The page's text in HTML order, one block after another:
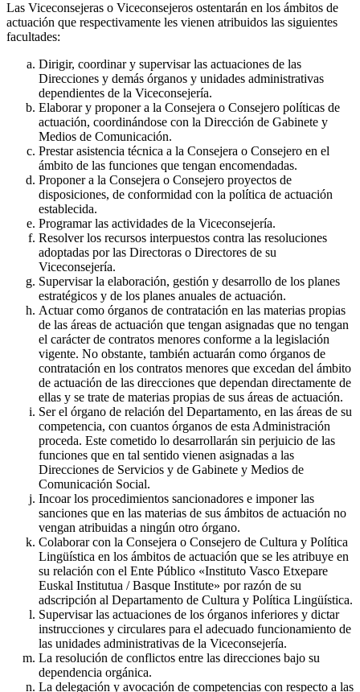
Las Viceconsejeras o Viceconsejeros ostentarán en los ámbitos de
actuación que respectivamente les vienen atribuidos las siguientes
facultades:
Dirigir, coordinar y supervisar las actuaciones de las
Direcciones y demás órganos y unidades administrativas
dependientes de la Viceconsejería.
Elaborar y proponer a la Consejera o Consejero políticas de
actuación, coordinándose con la Dirección de Gabinete y
Medios de Comunicación.
Prestar asistencia técnica a la Consejera o Consejero en el
ámbito de las funciones que tengan encomendadas.
Proponer a la Consejera o Consejero proyectos de
disposiciones, de conformidad con la política de actuación
establecida.
Programar las actividades de la Viceconsejería.
Resolver los recursos interpuestos contra las resoluciones
adoptadas por las Directoras o Directores de su
Viceconsejería.
Supervisar la elaboración, gestión y desarrollo de los planes
estratégicos y de los planes anuales de actuación.
Actuar como órganos de contratación en las materias propias
de las áreas de actuación que tengan asignadas que no tengan
el carácter de contratos menores conforme a la legislación
vigente. No obstante, también actuarán como órganos de
contratación en los contratos menores que excedan del ámbito
de actuación de las direcciones que dependan directamente de
ellas y se trate de materias propias de sus áreas de actuación.
Ser el órgano de relación del Departamento, en las áreas de su
competencia, con cuantos órganos de esta Administración
proceda. Este cometido lo desarrollarán sin perjuicio de las
funciones que en tal sentido vienen asignadas a las
Direcciones de Servicios y de Gabinete y Medios de
Comunicación Social.
Incoar los procedimientos sancionadores e imponer las
sanciones que en las materias de sus ámbitos de actuación no
vengan atribuidas a ningún otro órgano.
Colaborar con la Consejera o Consejero de Cultura y Política
Lingüística en los ámbitos de actuación que se les atribuye en
su relación con el Ente Público «Instituto Vasco Etxepare
Euskal Institutua / Basque Institute» por razón de su
adscripción al Departamento de Cultura y Política Lingüística.
Supervisar las actuaciones de los órganos inferiores y dictar
instrucciones y circulares para el adecuado funcionamiento de
las unidades administrativas de la Viceconsejería.
La resolución de conflictos entre las direcciones bajo su
dependencia orgánica.
La delegación y avocación de competencias con respecto a las